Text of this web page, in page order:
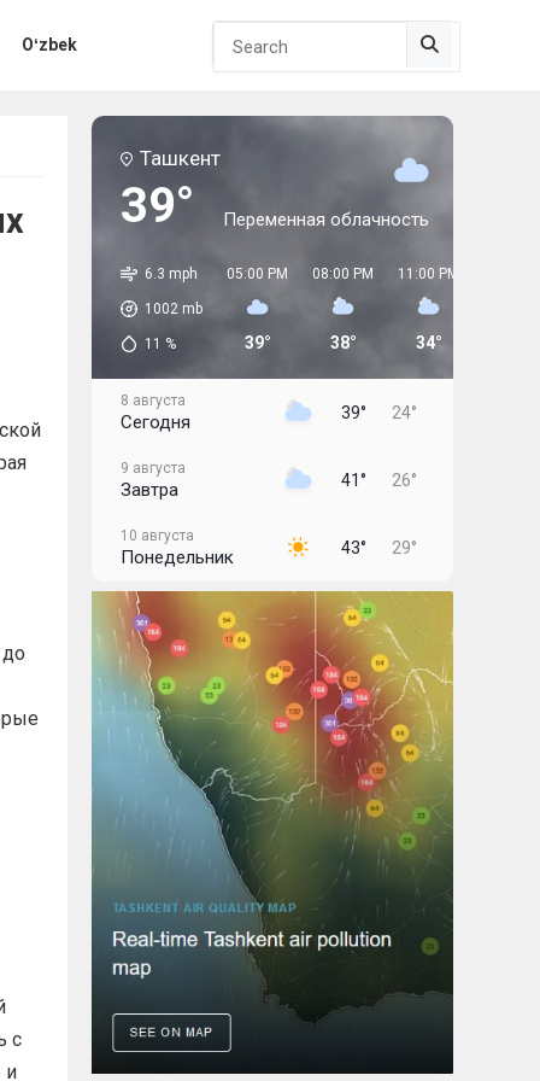
Oʻzbek
с
и
Ташкент
39° Переменная облачность
6.3 mph
1002 mb
11 %
05:00 PM
39°
08:00 PM
38°
11:00 PM
34°
8 августа
Сегодня 39° 24°
9 августа
Завтра 41° 26°
10 августа
Понедельник 43° 29°
11 августа
Вторник 43°
12 августа
Среда 43° 30°
13 августа
Четверг 43° 30°
14 августа
43° 28°